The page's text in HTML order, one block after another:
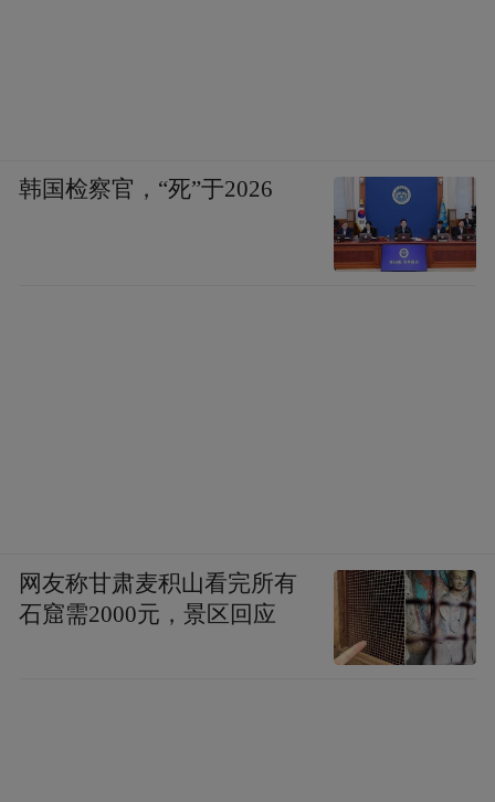
韩国检察官，“死”于2026
网友称甘肃麦积山看完所有
石窟需2000元，景区回应